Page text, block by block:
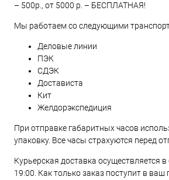
– 500р., от 5000 р. – БЕСПЛАТНАЯ!
Мы работаем со следующими
Деловые линии
ПЭК
СДЭК
Достависта
Кит
Желдорэкспедиция
При отправке габаритных часов
упаковку. Все часы страхуются перед
Курьерская доставка осуществляется
19:00. Как только заказ поступит в ваш